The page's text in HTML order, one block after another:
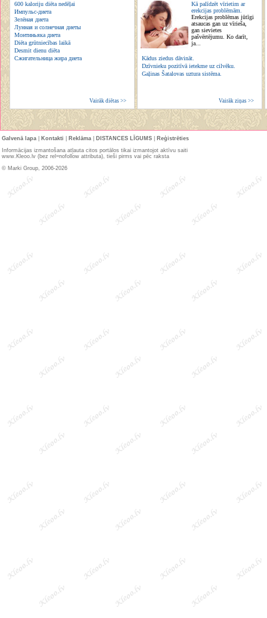
600 kaloriju diēta nedēļai
Импульс-диета
Зелёная диета
Лунная и солнечная диеты
Монтиньяка диета
Diēta grūtniecības laikā
Desmit dienu diēta
Сжигательница жира диета
Vairāk diētas >>
Kā palīdzēt vīrietim ar
erekcijas problēmām.
Erekcijas problēmas jūtīgi
atsaucas gan uz vīrieša,
gan sievietes
pašvērtējumu. Ko darīt,
ja...
Kādus ziedus dāvināt.
Dzīvnieku pozitīvā ietekme uz cilvēku.
Gaļinas Šatalovas uztura sistēma.
Vairāk ziņas >>
Galvenā lapa Kontakti Reklāma DISTANCES LĪGUMS
Reģistrēties
Informācijas izmantošana atļauta citos portālos tikai izmantojot aktīvu saiti
www.Kleoo.lv (bez rel=nofollow attributa), tieši pirms vai pēc raksta
© Marki Group, 2006-2026